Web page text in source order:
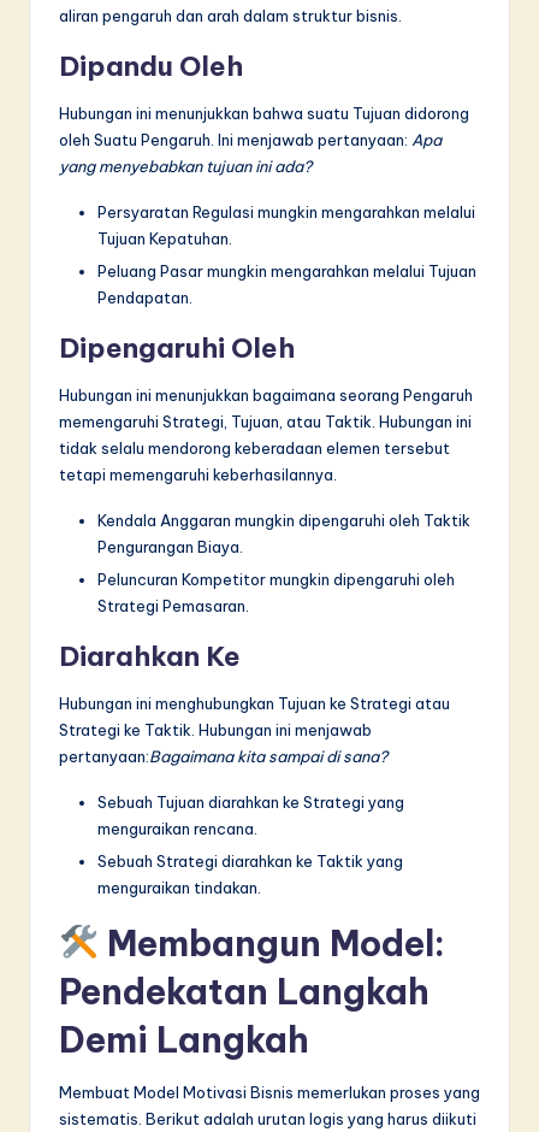
aliran pengaruh dan arah dalam struktur bisnis.
Dipandu Oleh
Hubungan ini menunjukkan bahwa suatu Tujuan didorong
oleh Suatu Pengaruh. Ini menjawab pertanyaan: Apa
yang menyebabkan tujuan ini ada?
Persyaratan Regulasi mungkin mengarahkan melalui
Tujuan Kepatuhan.
Peluang Pasar mungkin mengarahkan melalui Tujuan
Pendapatan.
Dipengaruhi Oleh
Hubungan ini menunjukkan bagaimana seorang Pengaruh
memengaruhi Strategi, Tujuan, atau Taktik. Hubungan ini
tidak selalu mendorong keberadaan elemen tersebut
tetapi memengaruhi keberhasilannya.
Kendala Anggaran mungkin dipengaruhi oleh Taktik
Pengurangan Biaya.
Peluncuran Kompetitor mungkin dipengaruhi oleh
Strategi Pemasaran.
Diarahkan Ke
Hubungan ini menghubungkan Tujuan ke Strategi atau
Strategi ke Taktik. Hubungan ini menjawab
pertanyaan:Bagaimana kita sampai di sana?
Sebuah Tujuan diarahkan ke Strategi yang
menguraikan rencana.
Sebuah Strategi diarahkan ke Taktik yang
menguraikan tindakan.
Membangun Model:
Pendekatan Langkah
Demi Langkah
Membuat Model Motivasi Bisnis memerlukan proses yang
sistematis. Berikut adalah urutan logis yang harus diikuti